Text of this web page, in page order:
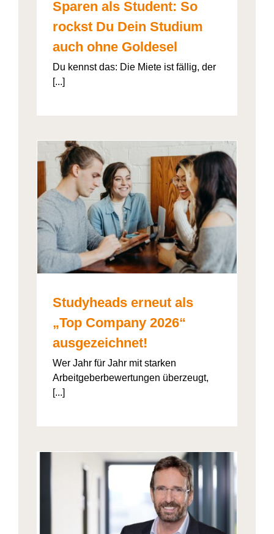
Sparen als Student: So
rockst Du Dein Studium
auch ohne Goldesel
Du kennst das: Die Miete ist fällig, der
[...]
Studyheads erneut als
„Top Company 2026“
ausgezeichnet!
Wer Jahr für Jahr mit starken
Arbeitgeberbewertungen überzeugt,
[...]